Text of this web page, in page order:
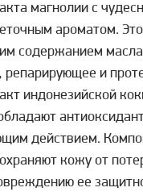
магнолии с
ароматом.
содержанием
и
индонезийской
действием.
кожу от
ее